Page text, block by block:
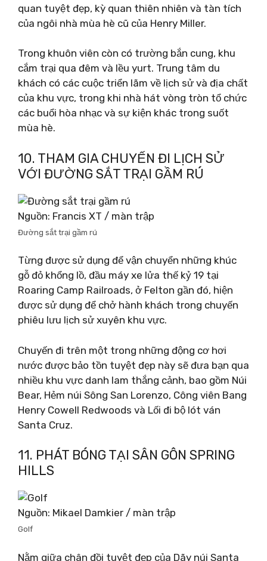
quan tuyệt đẹp, kỳ quan thiên nhiên và tàn tích
của ngôi nhà mùa hè cũ của Henry Miller.
Trong khuôn viên còn có trường bắn cung, khu
cắm trại qua đêm và lều yurt. Trung tâm du
khách có các cuộc triển lãm về lịch sử và địa chất
của khu vực, trong khi nhà hát vòng tròn tổ chức
các buổi hòa nhạc và sự kiện khác trong suốt
mùa hè.
10. THAM GIA CHUYẾN ĐI LỊCH SỬ
VỚI ĐƯỜNG SẮT TRẠI GẦM RÚ
Nguồn: Francis XT / màn trập
Đường sắt trại gầm rú
Từng được sử dụng để vận chuyển những khúc
gỗ đỏ khổng lồ, đầu máy xe lửa thế kỷ 19 tại
Roaring Camp Railroads, ở Felton gần đó, hiện
được sử dụng để chở hành khách trong chuyến
phiêu lưu lịch sử xuyên khu vực.
Chuyến đi trên một trong những động cơ hơi
nước được bảo tồn tuyệt đẹp này sẽ đưa bạn qua
nhiều khu vực danh lam thắng cảnh, bao gồm Núi
Bear, Hẻm núi Sông San Lorenzo, Công viên Bang
Henry Cowell Redwoods và Lối đi bộ lót ván
Santa Cruz.
11. PHÁT BÓNG TẠI SÂN GÔN SPRING
HILLS
Nguồn: Mikael Damkier / màn trập
Golf
Nằm giữa chân đồi tuyệt đẹp của Dãy núi Santa